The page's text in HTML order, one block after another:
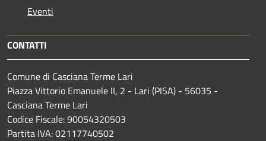
Eventi
CONTATTI
Comune di Casciana Terme Lari
Piazza Vittorio Emanuele II, 2 - Lari (PISA) - 56035 -
Casciana Terme Lari
Codice Fiscale: 90054320503
Partita IVA: 02117740502